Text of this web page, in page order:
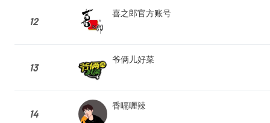
12
喜之郎官方账号
13
爷俩儿好菜
14
香嗝喱辣